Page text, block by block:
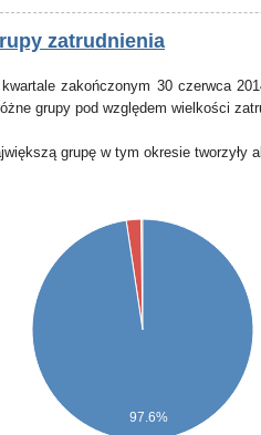
zatrudnienia
zakończonym 30 czerwca
grupy pod względem wielkości
grupę w tym okresie tworzyły
97.6%